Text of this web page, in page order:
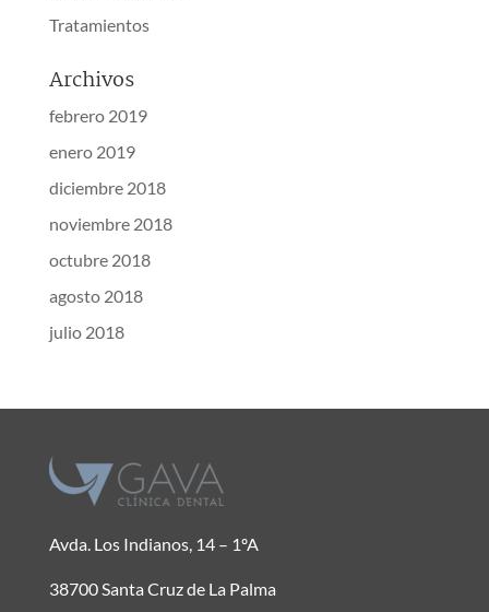
Tratamientos
Archivos
febrero 2019
enero 2019
diciembre 2018
noviembre 2018
octubre 2018
agosto 2018
julio 2018
Avda. Los Indianos, 14 – 1ºA
38700 Santa Cruz de La Palma